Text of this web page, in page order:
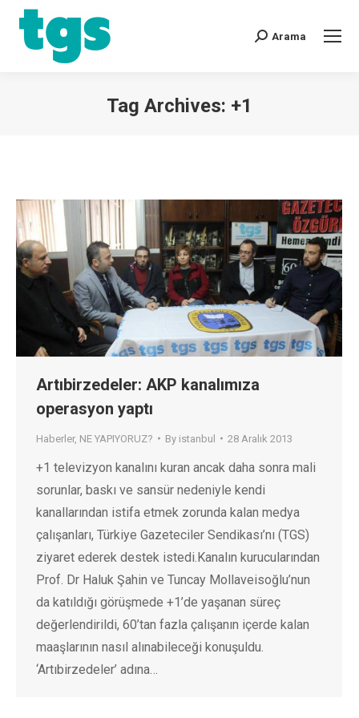
Arama
Tag Archives: +1
Artıbirzedeler: AKP kanalımıza
operasyon yaptı
Haberler, NE YAPIYORUZ? By istanbul 28 Aralık 2013
+1 televizyon kanalını kuran ancak daha sonra mali
sorunlar, baskı ve sansür nedeniyle kendi
kanallarından istifa etmek zorunda kalan medya
çalışanları, Türkiye Gazeteciler Sendikası’nı (TGS)
ziyaret ederek destek istedi.Kanalın kurucularından
Prof. Dr Haluk Şahin ve Tuncay Mollaveisoğlu’nun
da katıldığı görüşmede +1’de yaşanan süreç
değerlendirildi, 60’tan fazla çalışanın içerde kalan
maaşlarının nasıl alınabileceği konuşuldu.
‘Artıbirzedeler’ adına…